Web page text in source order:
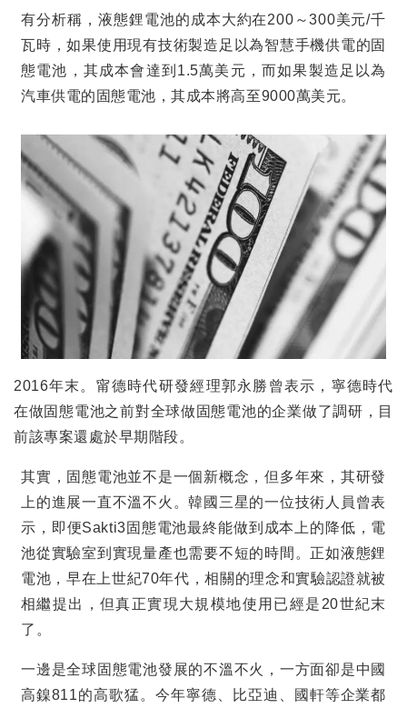
有分析稱，液態鋰電池的成本大約在200 ～300美元/千
瓦時，如果使用現有技術製造足以為智慧手機供電的固
態電池，其成本會達到 1.5萬美元，而如果製造足以為
汽車供電的固態電池，其成本將高至9000萬美元。
2016年末。甯德時代研發經理郭永勝曾表示，寧德時代
在做固態電池之前對全球做固態電池的企業做了調研，目
前該專案還處於早期階段。
其實，固態電池並不是一個新概念，但多年來，其研發
上的進展一直不溫不火。韓國三星的一位技術人員曾表
示，即便Sakti3固態電池最終能做到成本上的降低，電
池從實驗室到實現量產也需要不短的時間。正如液態鋰
電池，早在上世紀70年代，相關的理念和實驗認證就被
相繼提出，但真正實現大規模地使用已經是 20世紀末
了。
一邊是全球固態電池發展的不溫不火，一方面卻是中國
高鎳811的高歌猛。今年寧德、比亞迪、國軒等企業都